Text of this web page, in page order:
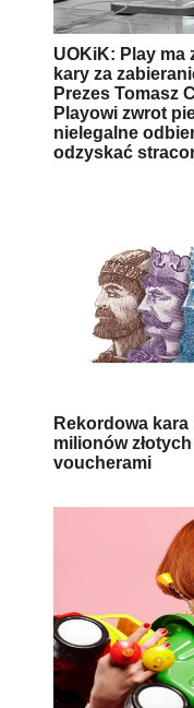
UOKiK: Play ma
kary za
Prezes Tomasz
Playowi zwrot
nielegalne
odzyskać
Rekordowa
milionów
voucherami